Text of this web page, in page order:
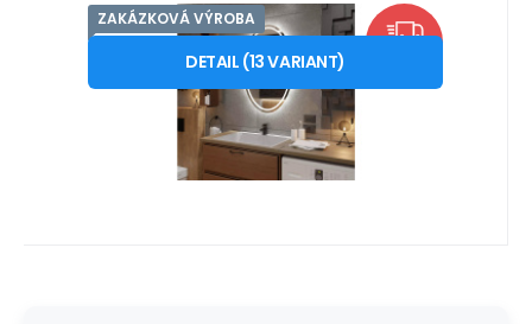
ZAKÁZKOVÁ VÝROBA
Distribuce EU
Koupelnové zrcadlo s LED
podsvícením PANAMA
Kód:LEDALAPANAMA
Záruka2 roky
od5 350Kč
10-14 PRACOVNÍCH DNŮ
DETAIL (13VARIANT)
Oblíbený
Porovnat
Nakonfigurujte si perfektní zrcadlo na míru
s LED osvětlením a dopravou zdarma!
Proměňte svou každo